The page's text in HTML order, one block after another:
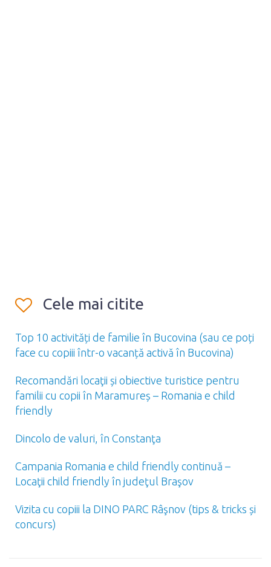
Cele mai citite
Top 10 activități de familie în Bucovina (sau ce poți
face cu copiii într-o vacanță activă în Bucovina)
Recomandări locaţii și obiective turistice pentru
familii cu copii în Maramureș – Romania e child
friendly
Dincolo de valuri, în Constanţa
Campania Romania e child friendly continuă –
Locaţii child friendly în judeţul Braşov
Vizita cu copiii la DINO PARC Râşnov (tips & tricks și
concurs)